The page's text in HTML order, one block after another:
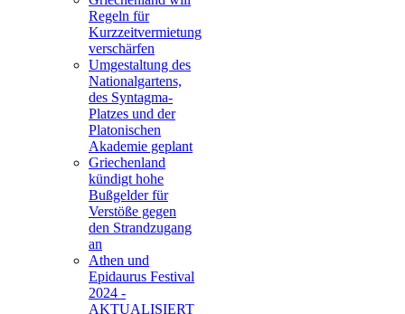
Regeln für
Kurzzeitvermietung
verschärfen
Umgestaltung des
Nationalgartens,
des Syntagma-
Platzes und der
Platonischen
Akademie geplant
Griechenland
kündigt hohe
Bußgelder für
Verstöße gegen
den Strandzugang
an
Athen und
Epidaurus Festival
2024 -
AKTUALISIERT